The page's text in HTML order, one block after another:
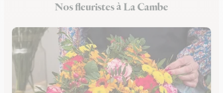
Fleuristes à Saint-Martin-de-Fontenay
Nos fleuristes à La Cambe